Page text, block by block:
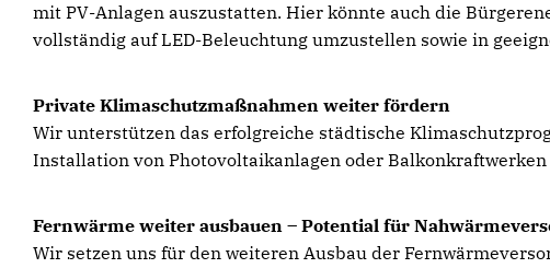
mit PV-Anlagen auszustatten. Hier könnte auch die
vollständig auf LED-Beleuchtung umzustellen sowie in
Private Klimaschutzmaßnahmen weiter fördern
Wir unterstützen das erfolgreiche städtische
Installation von Photovoltaikanlagen oder
Fernwärme weiter ausbauen – Potential für
Wir setzen uns für den weiteren Ausbau der